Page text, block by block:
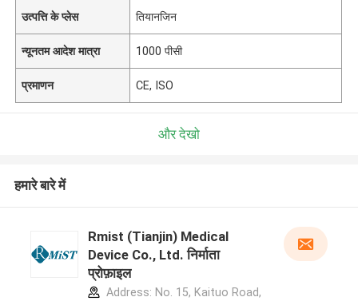
उत्पत्ति के प्लेस तियानजिन
न्यूनतम आदेश मात्रा 1000 पीसी
प्रमाणन CE, ISO
और देखो
हमारे बारे में
Rmist (Tianjin) Medical
Device Co., Ltd. निर्माता
प्रोफ़ाइल
Address: No. 15, Kaituo Road,